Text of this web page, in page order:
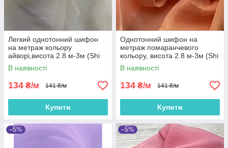
Легкий однотонний шифон
на метраж кольору
айворі,висота 2.8 м-3м (Shi
5-26)
В наявності
134 ₴/м 141 ₴/м
Купити
Однотонний шифон на
метраж помаранчевого
кольору, висота 2.8 м-3м (Shi
5-30)
В наявності
134 ₴/м 141 ₴/м
Купити
–5% –5%